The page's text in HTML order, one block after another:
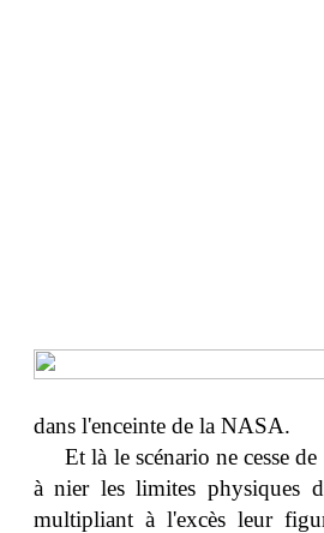
dans l'enceinte de la NASA.
Et là le scénario ne cesse
à nier les limites physiques
multipliant à l'excès leur